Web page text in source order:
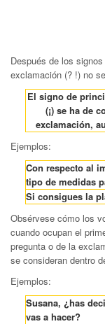
Después de los
exclamación (? !) no
El signo de
(¡) se ha de
exclamación,
Ejemplos:
Con respecto al
tipo de medidas
Si consigues la
Obsérvese cómo los
cuando ocupan el
pregunta o de la
se consideran dentro
Ejemplos:
Susana, ¿has
vas a hacer?